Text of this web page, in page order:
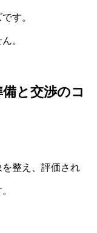
す。
。
と交渉のコ
整え、評価され